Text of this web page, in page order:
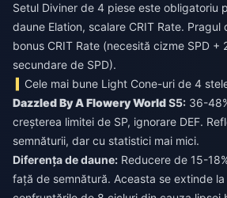
Setul Diviner de 4 piese este obligatoriu
daune Elation, scalare CRIT Rate. Pragul
bonus CRIT Rate (necesită cizme SPD +
secundare de SPD).
Cele mai bune Light Cone-uri de 4
Dazzled By A Flowery WorldS5: 36-
creșterea limitei de SP, ignorare DEF.
semnăturii, dar cu statistici mai mici.
Diferența de daune: Reducere de 15-
față de semnătură. Aceasta se extinde la